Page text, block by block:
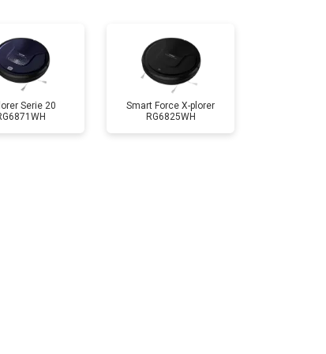
Serie 20
Smart Force X-plorer
RG6825WH